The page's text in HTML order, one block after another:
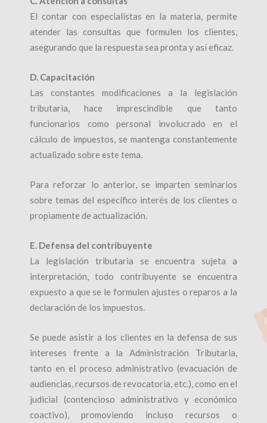
El contar con especialistas en la materia, permite
atender las consultas que formulen los clientes,
asegurando que la respuesta sea pronta y así eficaz.
D. Capacitación
Las constantes modificaciones a la legislación
tributaria, hace imprescindible que tanto
funcionarios como personal involucrado en el
cálculo de impuestos, se mantenga constantemente
actualizado sobre este tema.
Para reforzar lo anterior, se imparten seminarios
sobre temas del específico interés de los clientes o
propiamente de actualización.
E. Defensa del contribuyente
La legislación tributaria se encuentra sujeta a
interpretación, todo contribuyente se encuentra
expuesto a que se le formulen ajustes o reparos a la
declaración de los impuestos.
Se puede asistir a los clientes en la defensa de sus
intereses frente a la Administración Tributaria,
tanto en el proceso administrativo (evacuación de
audiencias, recursos de revocatoria, etc.), como en el
judicial (contencioso administrativo y económico
coactivo), promoviendo incluso recursos o